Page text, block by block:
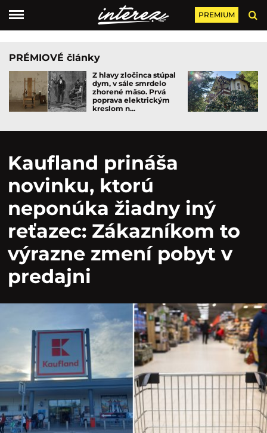
PREMIUM
PRÉMIOVÉ články
Z hlavy zločinca stúpal
dym, v sále smrdelo
zhorené mäso. Prvá
poprava elektrickým
kreslom n...
Kaufland prináša
novinku, ktorú
neponúka žiadny iný
reťazec: Zákazníkom to
výrazne zmení pobyt v
predajni